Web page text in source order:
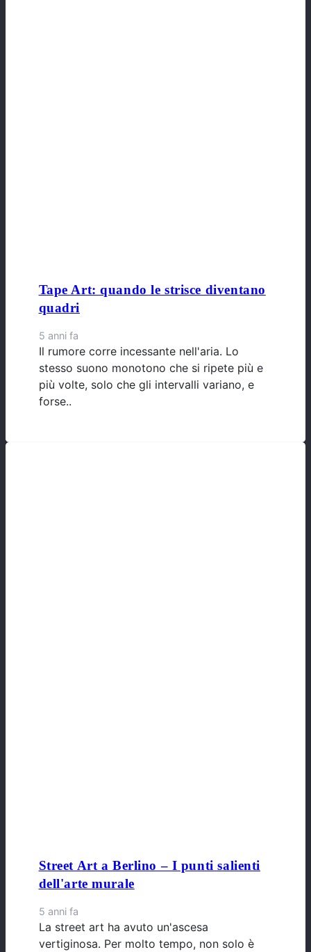
Tape Art: quando le strisce diventano
quadri
5 anni fa
Il rumore corre incessante nell'aria. Lo
stesso suono monotono che si ripete più e
più volte, solo che gli intervalli variano, e
forse..
Street Art a Berlino – I punti salienti
dell'arte murale
5 anni fa
La street art ha avuto un'ascesa
vertiginosa. Per molto tempo, non solo è